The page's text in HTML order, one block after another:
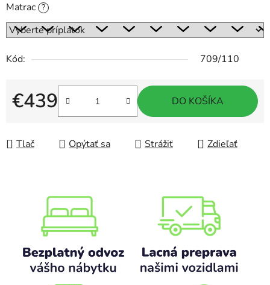
Matrac ?
Kód: 709/110
€439
Jednotková cena:
DO KOŠÍKA
Tlač Opýtať sa Strážiť Zdieľať